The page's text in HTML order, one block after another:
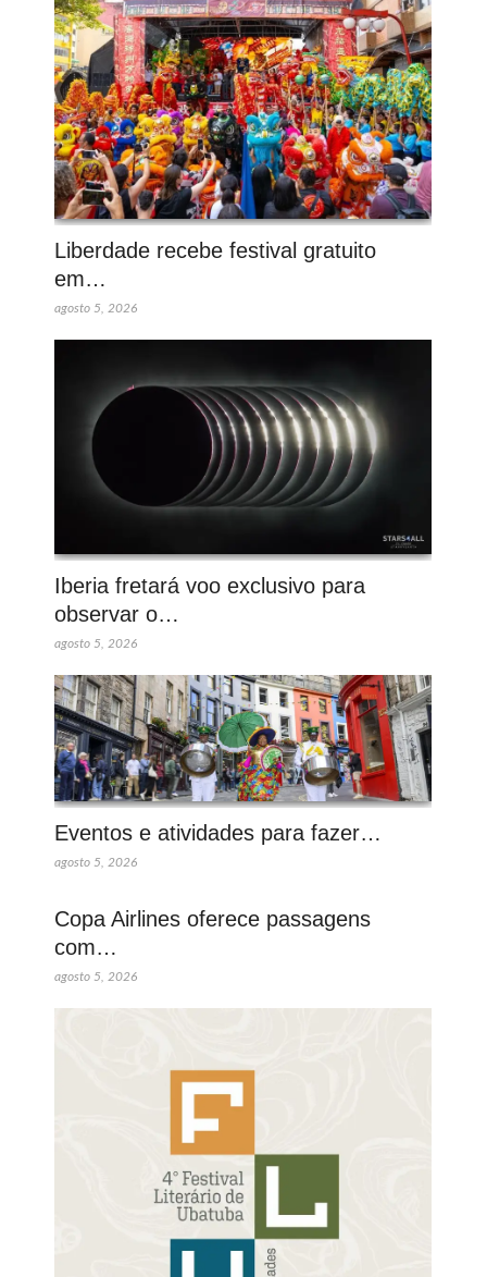
Liberdade recebe festival gratuito
em…
agosto 5, 2026
Iberia fretará voo exclusivo para
observar o…
agosto 5, 2026
Eventos e atividades para fazer…
agosto 5, 2026
Copa Airlines oferece passagens
com…
agosto 5, 2026